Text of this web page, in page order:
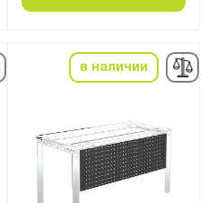
в наличии